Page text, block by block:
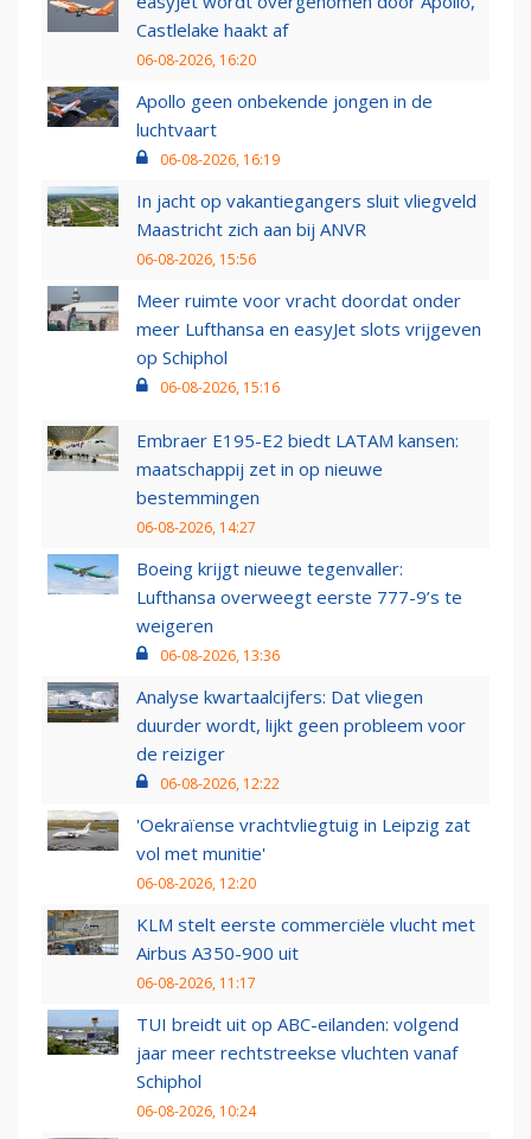
Castlelake haakt af
06-08-2026, 16:20
Apollo geen onbekende jongen in de
luchtvaart
06-08-2026, 16:19
In jacht op vakantiegangers sluit vliegveld
Maastricht zich aan bij ANVR
06-08-2026, 15:56
Meer ruimte voor vracht doordat onder
meer Lufthansa en easyJet slots vrijgeven
op Schiphol
06-08-2026, 15:16
Embraer E195-E2 biedt LATAM kansen:
maatschappij zet in op nieuwe
bestemmingen
06-08-2026, 14:27
Boeing krijgt nieuwe tegenvaller:
Lufthansa overweegt eerste 777-9’s te
weigeren
06-08-2026, 13:36
Analyse kwartaalcijfers: Dat vliegen
duurder wordt, lijkt geen probleem voor
de reiziger
06-08-2026, 12:22
'Oekraïense vrachtvliegtuig in Leipzig zat
vol met munitie'
06-08-2026, 12:20
KLM stelt eerste commerciële vlucht met
Airbus A350-900 uit
06-08-2026, 11:17
TUI breidt uit op ABC-eilanden: volgend
jaar meer rechtstreekse vluchten vanaf
Schiphol
06-08-2026, 10:24